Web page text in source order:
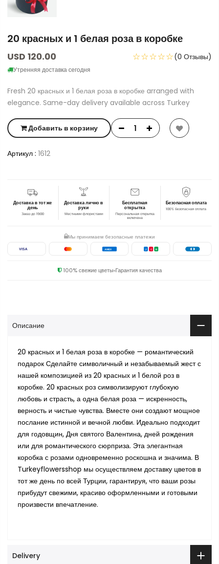
20 красных и 1 белая роза в коробке
USD 120.00
Утренняя доставка сегодня
☆☆☆☆☆(0 Отзывы)
Fresh 20 красных и 1 белая роза в коробке arranged with
elegance. Same-day delivery available across Turkey
Добавить в корзину
Артикул : 1612
Доставка в тот же
день
Заказ до 19:00
Доставка лично в
руки
Местными флористами
Бесплатная
открытка
Персональная открытка
включена
Безопасная оплата
100% безопасная оплата
Мы принимаем безопасные платежи
VISA AMEX J C B
100% свежие цветы Гарантия качества
Описание
20 красных и 1 белая роза в коробке — романтический
подарок Сделайте символичный и незабываемый жест с
нашей композицией из 20 красных и 1 белой роз в
коробке. 20 красных роз символизируют глубокую
любовь и страсть, а одна белая роза — искренность,
верность и чистые чувства. Вместе они создают мощное
послание истинной и вечной любви. Идеально подходит
для годовщин, Дня святого Валентина, дней рождения
или для романтического сюрприза. Эта элегантная
коробка с розами одновременно роскошна и значима. В
Turkeyflowersshop мы осуществляем доставку цветов в
тот же день по всей Турции, гарантируя, что ваши розы
прибудут свежими, красиво оформленными и готовыми
произвести впечатление.
Delivery